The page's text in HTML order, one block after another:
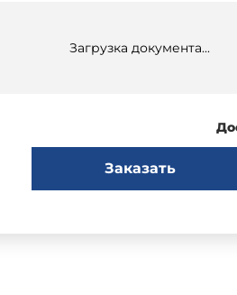
Загрузка документа...
Заказать